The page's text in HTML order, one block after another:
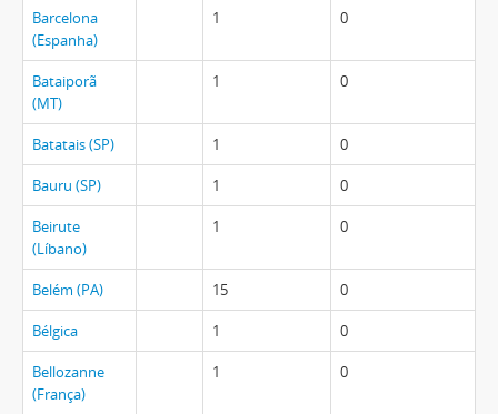
Barcelona
(Espanha)
1 0
Bataiporã
(MT)
1 0
Batatais (SP) 1 0
Bauru (SP) 1 0
Beirute
(Líbano)
1 0
Belém (PA) 15 0
Bélgica 1 0
Bellozanne
(França)
1 0